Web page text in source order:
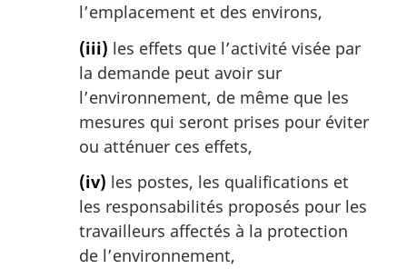
l’emplacement et des environs,
(iii) les effets que l’activité visée par
la demande peut avoir sur
l’environnement, de même que les
mesures qui seront prises pour éviter
ou atténuer ces effets,
(iv) les postes, les qualifications et
les responsabilités proposés pour les
travailleurs affectés à la protection
de l’environnement,